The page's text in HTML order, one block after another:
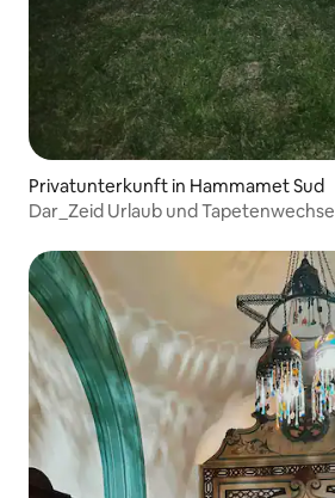
Privatunterkunft in Hammamet Sud
Dar_Zeid Urlaub und Tapetenwechsel